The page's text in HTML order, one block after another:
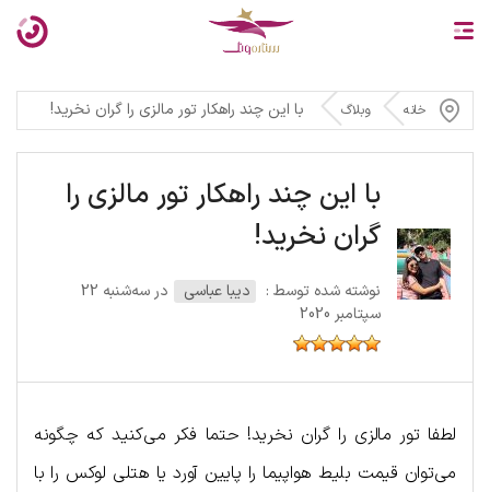
خانه وبلاگ با این چند راهکار تور مالزی را گران نخرید!
با این چند راهکار تور مالزی را
گران نخرید!
نوشته شده توسط : دیبا عباسی
در سه‌شنبه 22
سپتامبر 2020
لطفا تور مالزی را گران نخرید! حتما فکر می‌کنید که چگونه
می‌توان قیمت بلیط هواپیما را پایین آورد یا هتلی لوکس را با